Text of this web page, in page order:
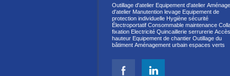
Outillage d'atelier Equipement d'atelier
d'atelier Manutention levage Equipement de
protection individuelle Hygiène sécurité
Électroportatif Consommable maintenance
fixation Electricité Quincaillerie serrurerie
hauteur Equipement de chantier Outillage du
bâtiment Aménagement urbain espaces verts